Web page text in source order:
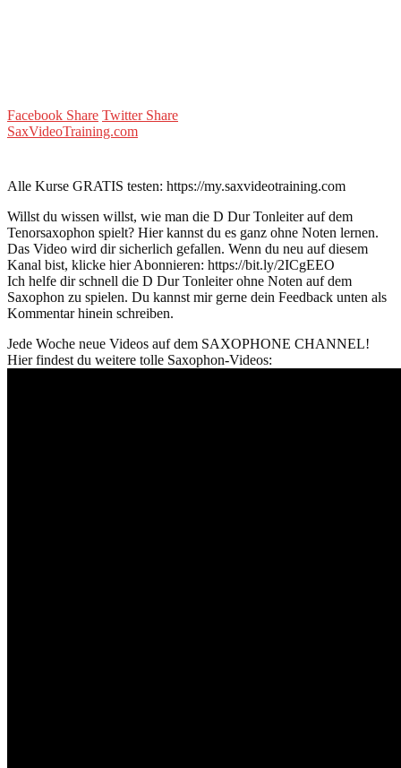
Facebook Share Twitter Share
SaxVideoTraining.com
Alle Kurse GRATIS testen: https://my.saxvideotraining.com
Willst du wissen willst, wie man die D Dur Tonleiter auf dem
Tenorsaxophon spielt? Hier kannst du es ganz ohne Noten lernen.
Das Video wird dir sicherlich gefallen. Wenn du neu auf diesem
Kanal bist, klicke hier Abonnieren: https://bit.ly/2ICgEEO
Ich helfe dir schnell die D Dur Tonleiter ohne Noten auf dem
Saxophon zu spielen. Du kannst mir gerne dein Feedback unten als
Kommentar hinein schreiben.
Jede Woche neue Videos auf dem SAXOPHONE CHANNEL!
Hier findest du weitere tolle Saxophon-Videos: